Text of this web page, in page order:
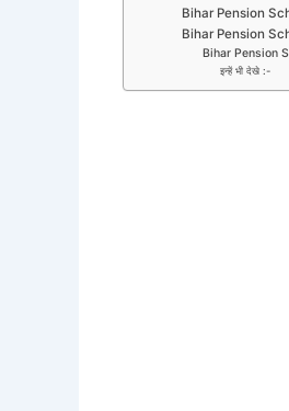
Bihar Pension
Bihar Pension
Bihar Pension
इन्हें भी देखे :-